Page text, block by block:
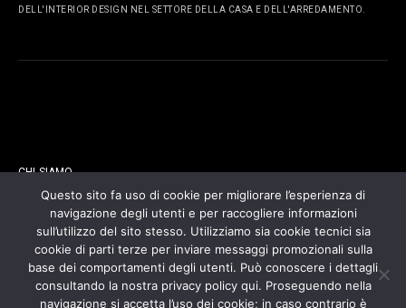
DELL'INTERIOR DESIGN NEL SETTORE DELLA CASA E DELL'ARREDAMENTO.
CHI SIAMO
CONTATTI
COOKIES POLICY
Questo sito fa uso di cookie per migliorare l’esperienza di
navigazione degli utenti e per raccogliere informazioni
sull’utilizzo del sito stesso. Utilizziamo sia cookie tecnici sia
cookie di parti terze per inviare messaggi promozionali sulla
base dei comportamenti degli utenti. Può conoscere i dettagli
consultando la nostra privacy policy qui. Proseguendo nella
navigazione si accetta l’uso dei cookie; in caso contrario è